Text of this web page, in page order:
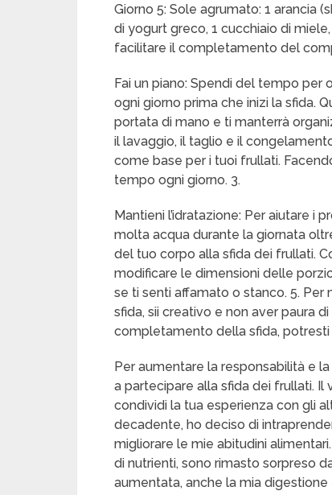
Giorno 5: Sole agrumato: 1 arancia
di yogurt greco, 1 cucchiaio di
facilitare il completamento del
Fai un piano: Spendi del tempo per
ogni giorno prima che inizi la sfida.
portata di mano e ti manterrà
il lavaggio, il taglio e il
come base per i tuoi frullati.
tempo ogni giorno. 3.
Mantieni l’idratazione: Per aiutare i
molta acqua durante la giornata
del tuo corpo alla sfida dei frullati.
modificare le dimensioni delle
se ti senti affamato o stanco. 5.
sfida, sii creativo e non aver paura
completamento della sfida,
Per aumentare la responsabilità e
a partecipare alla sfida dei frullati.
condividi la tua esperienza con gli
decadente, ho deciso di
migliorare le mie abitudini
di nutrienti, sono rimasto sorpreso
aumentata, anche la mia